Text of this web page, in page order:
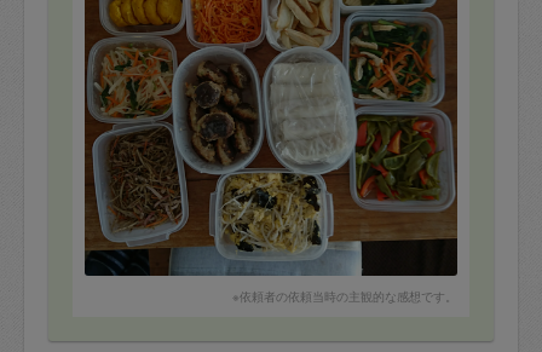
※依頼者の依頼当時の主観的な感想です。